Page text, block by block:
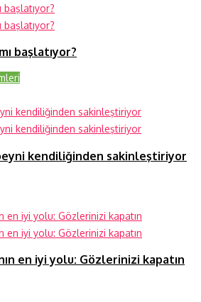
başlatıyor?
kendiliğinden sakinleştiriyor
en iyi yolu: Gözlerinizi kapatın